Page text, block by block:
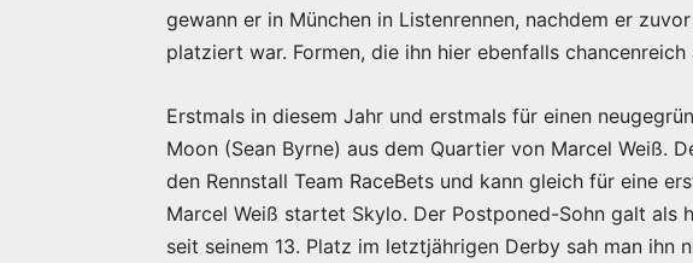
gewann er in München in Listenrennen, nachdem er
platziert war. Formen, die ihn hier ebenfalls chancenreich
Erstmals in diesem Jahr und erstmals für einen
Moon (Sean Byrne) aus dem Quartier von Marcel Weiß.
den Rennstall Team RaceBets und kann gleich für eine
Marcel Weiß startet Skylo. Der Postponed-Sohn galt als
seit seinem 13. Platz im letztjährigen Derby sah man ihn